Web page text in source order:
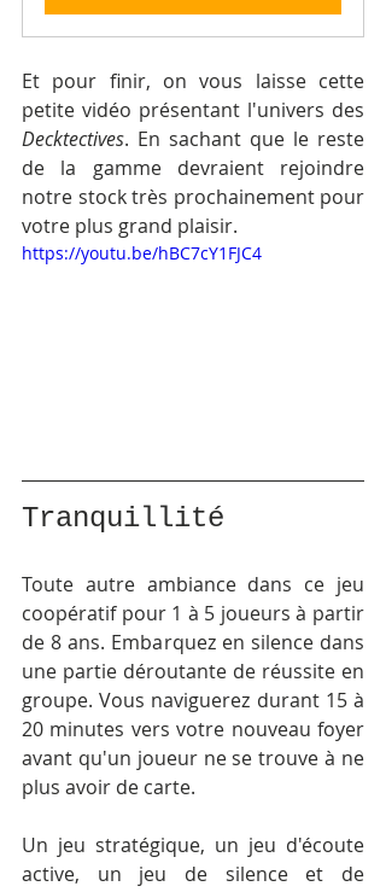
Et pour finir, on vous laisse cette
Decktectives. En sachant que le reste
de la gamme devraient rejoindre
notre stock très prochainement pour
votre plus grand plaisir.
https://youtu.be/hBC7cY1FJC4
Tranquillité
Toute autre ambiance dans ce jeu
coopératif pour 1 à 5 joueurs à partir
de 8 ans. Embarquez en silence dans
une partie déroutante de réussite en
groupe. Vous naviguerez durant 15 à
20 minutes vers votre nouveau foyer
avant qu'un joueur ne se trouve à ne
plus avoir de carte.
Un jeu stratégique, un jeu d'écoute
active, un jeu de silence et de